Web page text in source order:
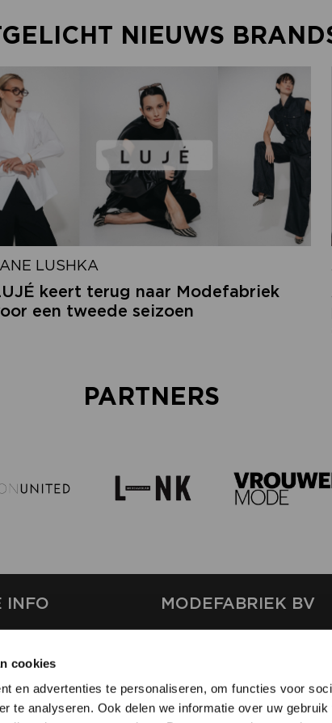
cookies
en advertenties te personaliseren, om functies voor
te analyseren. Ook delen we informatie over uw
NIEUWS
LUSHKA
keert terug naar Modefabriek
een tweede seizoen
PARTNERS
INFO MODEFABRIEK BV
SHIFT